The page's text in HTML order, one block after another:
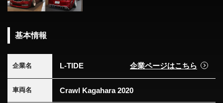
基本情報
企業名 L-TIDE 企業ページはこちら
車両名 Crawl Kagahara 2020